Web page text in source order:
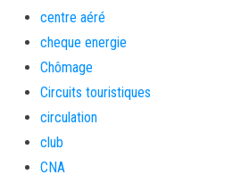
centre aéré
cheque energie
Chômage
Circuits touristiques
circulation
club
CNA